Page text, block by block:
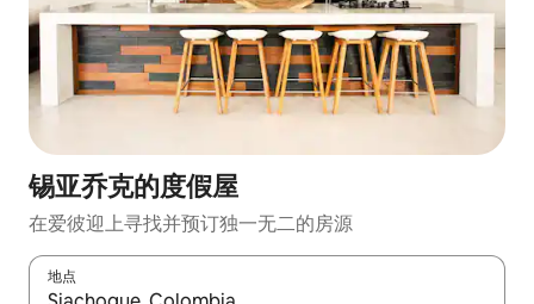
锡亚乔克的度假屋
在爱彼迎上寻找并预订独一无二的房源
地点
如有搜索结果，请使用上下方向键查看，或通过点击或滑动手势